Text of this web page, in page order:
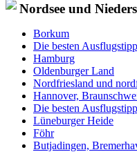
Nordsee und
Borkum
Die besten
Hamburg
Oldenburger Land
Nordfriesland und
Hannover,
Die besten
Lüneburger Heide
Föhr
Butjadingen,